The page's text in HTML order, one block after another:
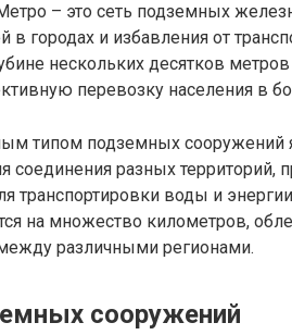
– это сеть подземных
в городах и избавления от
нескольких десятков
перевозку населения в
типом подземных сооружений
соединения разных
транспортировки воды и
на множество километров,
различными регионами.
сооружений